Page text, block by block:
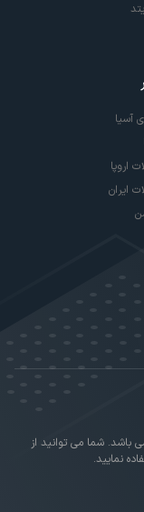
آسیا
اروپا
ایران
شما می توانید از
نمایید.